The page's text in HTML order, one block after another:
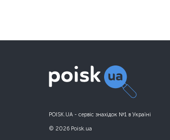
POISK.UA - сервіс знахідок №1 в Україні
© 2026 Poisk.ua